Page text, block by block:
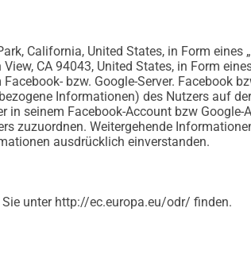
California, United States, in Form eines
CA 94043, United States, in Form
bzw. Google-Server. Facebook
Informationen) des Nutzers auf
in seinem Facebook-Account bzw
zuzuordnen. Weitergehende
ausdrücklich einverstanden.
unter http://ec.europa.eu/odr/ finden.